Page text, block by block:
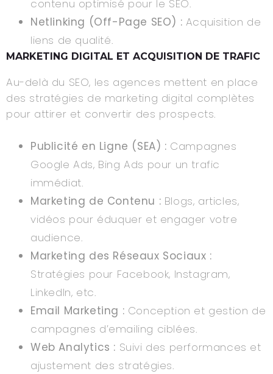
contenu optimisé pour le SEO.
Netlinking (Off-Page SEO) : Acquisition de
liens de qualité.
MARKETING DIGITAL ET ACQUISITION DE TRAFIC
Au-delà du SEO, les agences mettent en place
des stratégies de marketing digital complètes
pour attirer et convertir des prospects.
Publicité en Ligne (SEA) : Campagnes
Google Ads, Bing Ads pour un trafic
immédiat.
Marketing de Contenu : Blogs, articles,
vidéos pour éduquer et engager votre
audience.
Marketing des Réseaux Sociaux :
Stratégies pour Facebook, Instagram,
LinkedIn, etc.
Email Marketing : Conception et gestion de
campagnes d’emailing ciblées.
Web Analytics : Suivi des performances et
ajustement des stratégies.